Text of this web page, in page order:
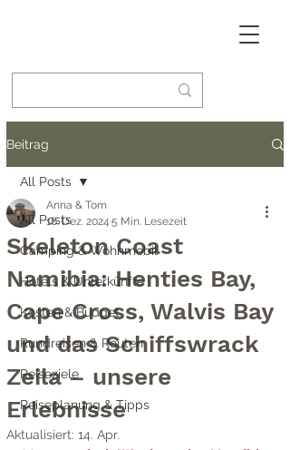
Beitrag
All Posts
Camping & Wohnmobil
Hotels & Unterkünfte
Kosten & Budget
Rundreisen & Routen
Reiseziele
Reiseplanung & Tipps
All Posts
Skeleton Coast
Namibia: Henties Bay,
Cape Cross, Walvis Bay
und das Schiffswrack
Zeila – unsere
Erlebnisse
Anna & Tom
16. Dez. 2024 5 Min. Lesezeit
Aktualisiert: 14. Apr.